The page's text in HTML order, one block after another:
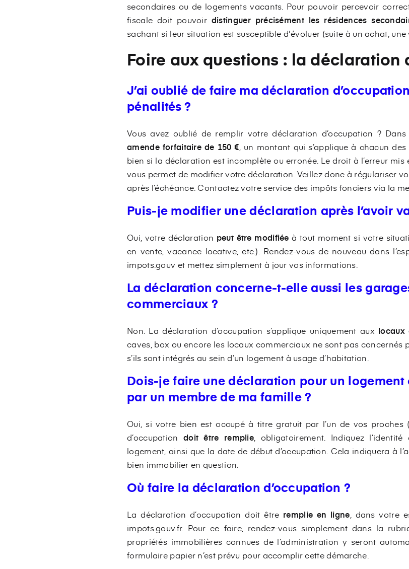
secondaires ou de logements vacants. Pour pouvoir percevoir
fiscale doit pouvoir distinguer précisément les résidences
sachant si leur situation est susceptible d'évoluer (suite à un achat, une
Foire aux questions : la déclaration
J’ai oublié de faire ma déclaration
pénalités ?
Vous avez oublié de remplir votre déclaration d’occupation ?
amende forfaitaire de 150 € , un montant qui s’applique à chacun
bien si la déclaration est incomplète ou erronée. Le droit à l’erreur
vous permet de modifier votre déclaration. Veillez donc à régulariser
après l’échéance. Contactez votre service des impôts fonciers via la
Puis-je modifier une déclaration après l’avoir
Oui, votre déclaration peut être modifiée à tout moment si votre
en vente, vacance locative, etc.). Rendez-vous de nouveau dans
impots.gouv et mettez simplement à jour vos informations.
La déclaration concerne-t-elle aussi les
commerciaux ?
Non. La déclaration d’occupation s’applique uniquement aux locaux
caves, box ou encore les locaux commerciaux ne sont pas concernés
s’ils sont intégrés au sein d’un logement à usage d’habitation.
Dois-je faire une déclaration pour un
par un membre de ma famille ?
Oui, si votre bien est occupé à titre gratuit par l’un de vos proches
d’occupation doit être remplie , obligatoirement. Indiquez
logement, ainsi que la date de début d’occupation. Cela indiquera à
bien immobilier en question.
Où faire la déclaration d’occupation ?
La déclaration d’occupation doit être remplie en ligne , dans votre
impots.gouv.fr. Pour ce faire, rendez-vous simplement dans la
propriétés immobilières connues de l’administration y seront
formulaire papier n’est prévu pour accomplir cette démarche.